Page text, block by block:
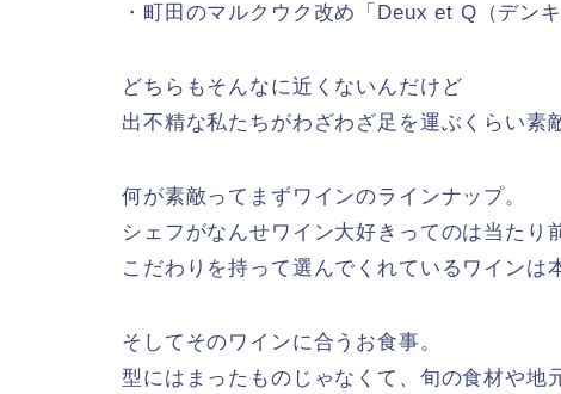
・町田のマルクウク改め「Deux et Q（デンキ
どちらもそんなに近くないんだけど
出不精な私たちがわざわざ足を運ぶくらい素
何が素敵ってまずワインのラインナップ。
シェフがなんせワイン大好きってのは当たり
こだわりを持って選んでくれているワインは
そしてそのワインに合うお食事。
型にはまったものじゃなくて、旬の食材や地